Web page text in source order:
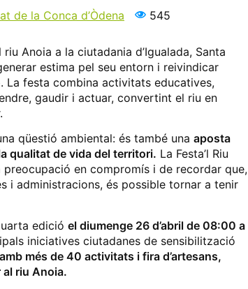
de la Conca d’Òdena 545
Anoia a la ciutadania d’Igualada, Santa
estima pel seu entorn i reivindicar
La festa combina activitats educatives,
gaudir i actuar, convertint el riu en
qüestió ambiental: és també una aposta
qualitat de vida del territori. La Festa’l Riu
en compromís i de recordar que,
i administracions, és possible tornar a tenir
edició el diumenge 26 d’abril de 08:00 a
iniciatives ciutadanes de sensibilització
més de 40 activitats i fira d’artesans,
riu Anoia.